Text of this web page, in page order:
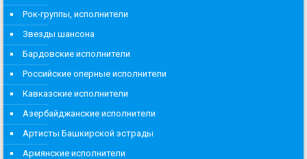
Рок-группы, исполнители
Звезды шансона
Бардовские исполнители
Российские оперные исполнители
Кавказские исполнители
Азербайджанские исполнители
Артисты Башкирской эстрады
Армянские исполнители